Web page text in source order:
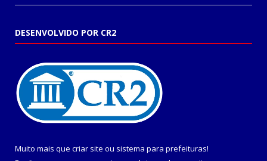
DESENVOLVIDO POR CR2
Muito mais que criar site ou sistema para prefeituras!